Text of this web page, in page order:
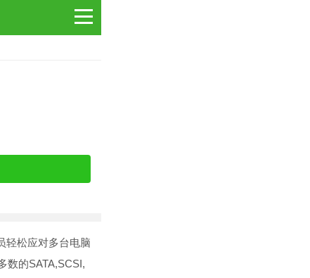
轻松应对多台电脑
数的SATA,SCSI,